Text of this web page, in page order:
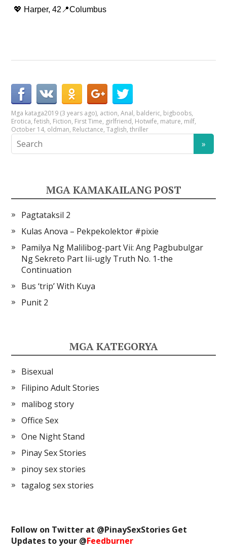
💖 Harper, 42📍Columbus
Mga kataga2019 (3 years ago), action,Anal, balderic, bigboobs,
Erotica,fetish, Fiction, First Time, girlfriend, Hotwife, mature, milf,
October 14, oldman, Reluctance,Taglish,thriller
MGA KAMAKAILANG POST
Pagtataksil 2
Kulas Anova – Pekpekolektor #pixie
Pamilya Ng Malilibog-part Vii: Ang Pagbubulgar
Ng Sekreto Part Iii-ugly Truth No. 1-the
Continuation
Bus ‘trip’ With Kuya
Punit 2
MGA KATEGORYA
Bisexual
Filipino Adult Stories
malibog story
Office Sex
One Night Stand
Pinay Sex Stories
pinoy sex stories
tagalog sex stories
Follow on Twitter at @PinaySexStories Get
Updates to your @Feedburner